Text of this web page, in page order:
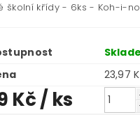
školní křídy - 6ks - Koh-i-
Kč/ ks